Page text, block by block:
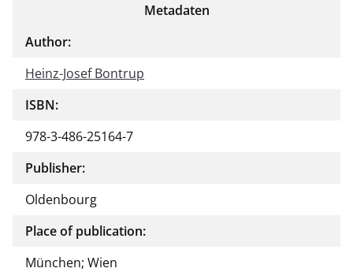
Metadaten
Author:
Heinz-Josef Bontrup
ISBN:
978-3-486-25164-7
Publisher:
Oldenbourg
Place of publication:
München; Wien